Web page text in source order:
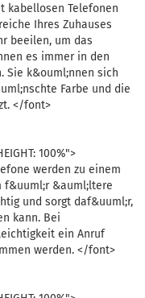
kabellosen Telefonen
Ihres Zuhauses
beeilen, um das
es immer in den
Sie k&ouml;nnen sich
Farbe und die
</font>
100%">
werden zu einem
f&uuml;r &auml;ltere
und sorgt daf&uuml;r,
kann. Bei
ein Anruf
werden. </font>